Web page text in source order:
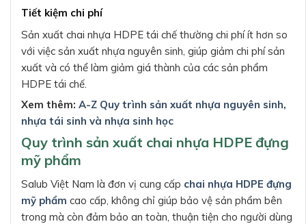
Tiết kiệm chi phí
Sản xuất chai nhựa HDPE tái chế thường chi phí ít hơn so
với việc sản xuất nhựa nguyên sinh, giúp giảm chi phí sản
xuất và có thể làm giảm giá thành của các sản phẩm
HDPE tái chế.
Xem thêm: A-Z Quy trình sản xuất nhựa nguyên sinh,
nhựa tái sinh và nhựa sinh học
Quy trình sản xuất chai nhựa HDPE đựng
mỹ phẩm
Salub Việt Nam là đơn vị cung cấp chai nhựa HDPE đựng
mỹ phẩm cao cấp, không chỉ giúp bảo vệ sản phẩm bên
trong mà còn đảm bảo an toàn, thuận tiện cho người dùng